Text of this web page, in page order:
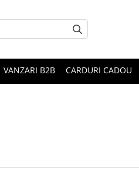
VANZARI B2B CARDURI CADOU